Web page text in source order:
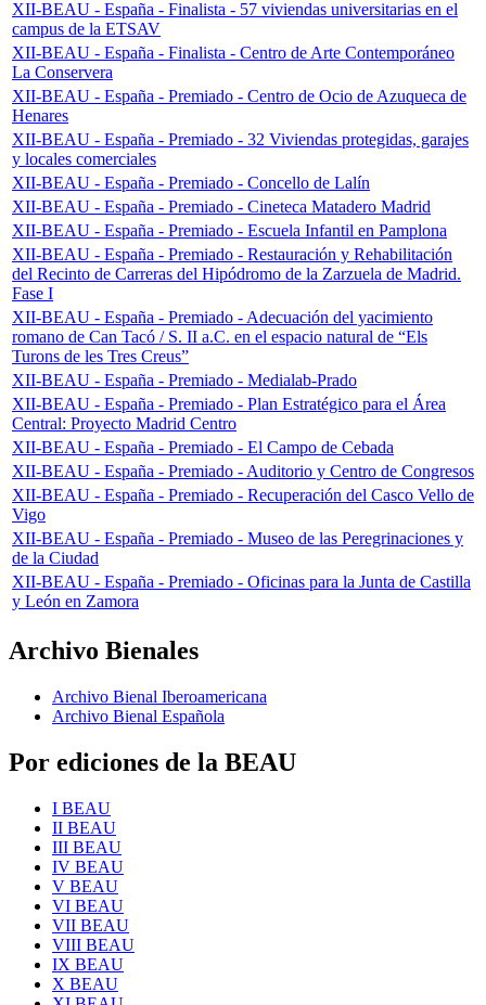
XII-BEAU - España - Finalista - 57 viviendas universitarias en el
campus de la ETSAV
XII-BEAU - España - Finalista - Centro de Arte Contemporáneo
La Conservera
XII-BEAU - España - Premiado - Centro de Ocio de Azuqueca de
Henares
XII-BEAU - España - Premiado - 32 Viviendas protegidas, garajes
y locales comerciales
XII-BEAU - España - Premiado - Concello de Lalín
XII-BEAU - España - Premiado - Cineteca Matadero Madrid
XII-BEAU - España - Premiado - Escuela Infantil en Pamplona
XII-BEAU - España - Premiado - Restauración y Rehabilitación
del Recinto de Carreras del Hipódromo de la Zarzuela de Madrid.
Fase I
XII-BEAU - España - Premiado - Adecuación del yacimiento
romano de Can Tacó / S. II a.C. en el espacio natural de “Els
Turons de les Tres Creus”
XII-BEAU - España - Premiado - Medialab-Prado
XII-BEAU - España - Premiado - Plan Estratégico para el Área
Central: Proyecto Madrid Centro
XII-BEAU - España - Premiado - El Campo de Cebada
XII-BEAU - España - Premiado - Auditorio y Centro de Congresos
XII-BEAU - España - Premiado - Recuperación del Casco Vello de
Vigo
XII-BEAU - España - Premiado - Museo de las Peregrinaciones y
de la Ciudad
XII-BEAU - España - Premiado - Oficinas para la Junta de Castilla
y León en Zamora
Archivo Bienales
Archivo Bienal Iberoamericana
Archivo Bienal Española
Por ediciones de la BEAU
I BEAU
II BEAU
III BEAU
IV BEAU
V BEAU
VI BEAU
VII BEAU
VIII BEAU
IX BEAU
X BEAU